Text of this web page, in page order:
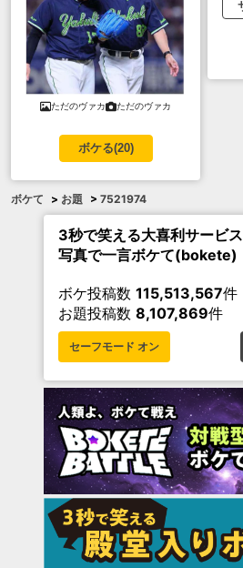
ただのヴァカ ただのヴァカ
ボケる(20)
ボケて > お題 > 7521974
3秒で笑える大喜利サービス
写真で一言ボケて(bokete)
ボケ投稿数 115,513,567件
お題投稿数 8,107,869件
セーフモード オン